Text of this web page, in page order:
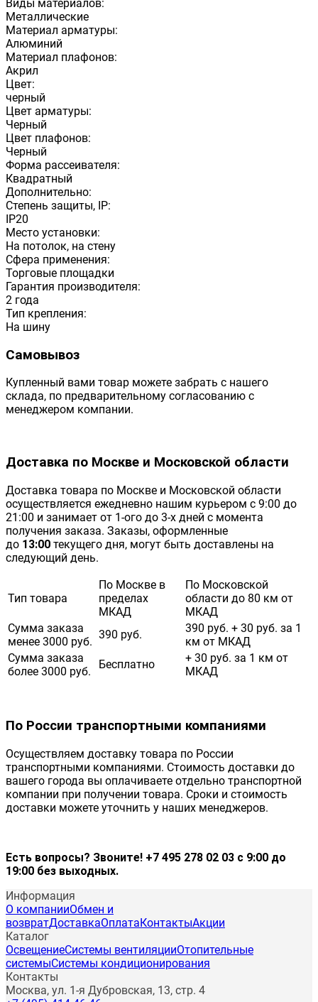
Виды материалов:
Металлические
Материал арматуры:
Алюминий
Материал плафонов:
Акрил
Цвет:
черный
Цвет арматуры:
Черный
Цвет плафонов:
Черный
Форма рассеивателя:
Квадратный
Дополнительно:
Степень защиты, IP:
IP20
Место установки:
На потолок, на стену
Сфера применения:
Торговые площадки
Гарантия производителя:
2 года
Тип крепления:
На шину
Самовывоз
Купленный вами товар можете забрать с нашего
склада, по предварительному согласованию с
менеджером компании.
Доставка по Москве и Московской области
Доставка товара по Москве и Московской области
осуществляется ежедневно нашим курьером с 9:00 до
21:00 и занимает от 1-ого до 3-х дней с момента
получения заказа. Заказы, оформленные
до 13:00 текущего дня, могут быть доставлены на
следующий день.
Тип товара
По Москве в
пределах
МКАД
По Московской
области до 80 км от
МКАД
Сумма заказа
менее 3000 руб.
390 руб.
390 руб. + 30 руб. за 1
км от МКАД
Сумма заказа
более 3000 руб.
Бесплатно
+ 30 руб. за 1 км от
МКАД
По России транспортными компаниями
Осуществляем доставку товара по России
транспортными компаниями. Стоимость доставки до
вашего города вы оплачиваете отдельно транспортной
компании при получении товара. Сроки и стоимость
доставки можете уточнить у наших менеджеров.
Есть вопросы? Звоните! +7 495 278 02 03 с 9:00 до
19:00 без выходных.
Информация
О компанииОбмен и
возвратДоставкаОплата КонтактыАкции
Каталог
ОсвещениеСистемы вентиляцииОтопительные
системыСистемы кондиционирования
Контакты
Москва, ул. 1-я Дубровская, 13, стр. 4